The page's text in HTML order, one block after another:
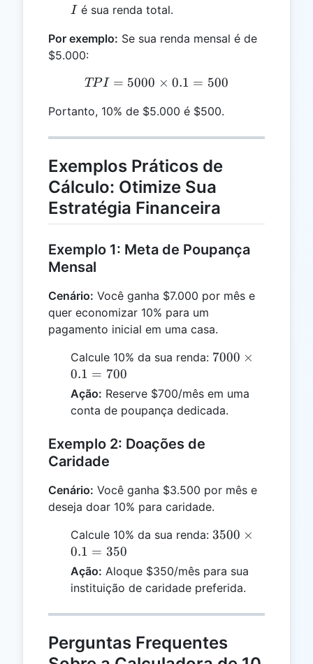
I
Ié sua renda total.
Por exemplo: Se sua renda mensal é de
$5.000:
TPI = 5000 \times 0.1 =
TPI = 5000 × 0.1 = 500
Portanto, 10% de $5.000 é $500.
Exemplos Práticos de
Cálculo: Otimize Sua
Estratégia Financeira
Exemplo 1: Meta de Poupança
Mensal
Cenário: Você ganha $7.000 por mês e
quer economizar 10% para um
pagamento inicial em uma casa.
Calcule 10% da sua renda: 7000
0.1 =
700
7000 ×
0.1 = 700
Ação: Reserve $700/mês em uma
conta de poupança dedicada.
Exemplo 2: Doações de
Caridade
Cenário: Você ganha $3.500 por mês e
deseja doar 10% para caridade.
Calcule 10% da sua renda: 3500
0.1 =
350
3500 ×
0.1 = 350
Ação: Aloque $350/mês para sua
instituição de caridade preferida.
Perguntas Frequentes